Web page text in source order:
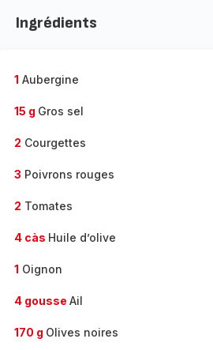
Ingrédients
1 Aubergine
15 g Gros sel
2 Courgettes
3 Poivrons rouges
2 Tomates
4 càs Huile d’olive
1 Oignon
4 gousse Ail
170 g Olives noires